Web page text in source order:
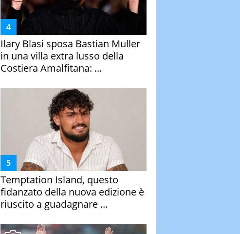
Ilary Blasi sposa Bastian Muller
in una villa extra lusso della
Costiera Amalfitana: ...
Temptation Island, questo
fidanzato della nuova edizione è
riuscito a guadagnare ...